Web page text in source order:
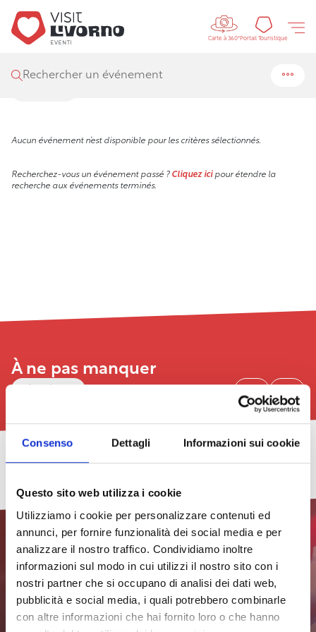
Consenso Dettagli Informazioni sui cookie
Questo sito web utilizza i cookie
Utilizziamo i cookie per personalizzare contenuti ed
annunci, per fornire funzionalità dei social media e per
analizzare il nostro traffico. Condividiamo inoltre
informazioni sul modo in cui utilizzi il nostro sito con i
nostri partner che si occupano di analisi dei dati web,
pubblicità e social media, i quali potrebbero combinarle
con altre informazioni che hai fornito loro o che hanno
Controls
Carte à 360°Portail Touristique
Rechercher un événement
Visit Livorno/Events
Aucun événement n’est disponible pour les critères sélectionnés.
Recherchez-vous un événement passé ? Cliquez icipour étendre la
recherche aux événements terminés.
À ne pas manquer
Légèrement
Huitième
édition
18/07/2026
voir
toutes
dates
Cacciucco
Le
programme
21/08/2026
voir
toutes
dates
Concert
exposition
de
peinture
:
Undici
Insomnia
voir
les
TheGalex
toutes
les
Effet
Venise,
édition
Salon
d’Art
de
Livourne
voir
les
dates
Venise,
Nouveau
rue
du
quartier
2026
24/07/2026
toutes
les
Inscrivez-vous à la
newsletter pour rester